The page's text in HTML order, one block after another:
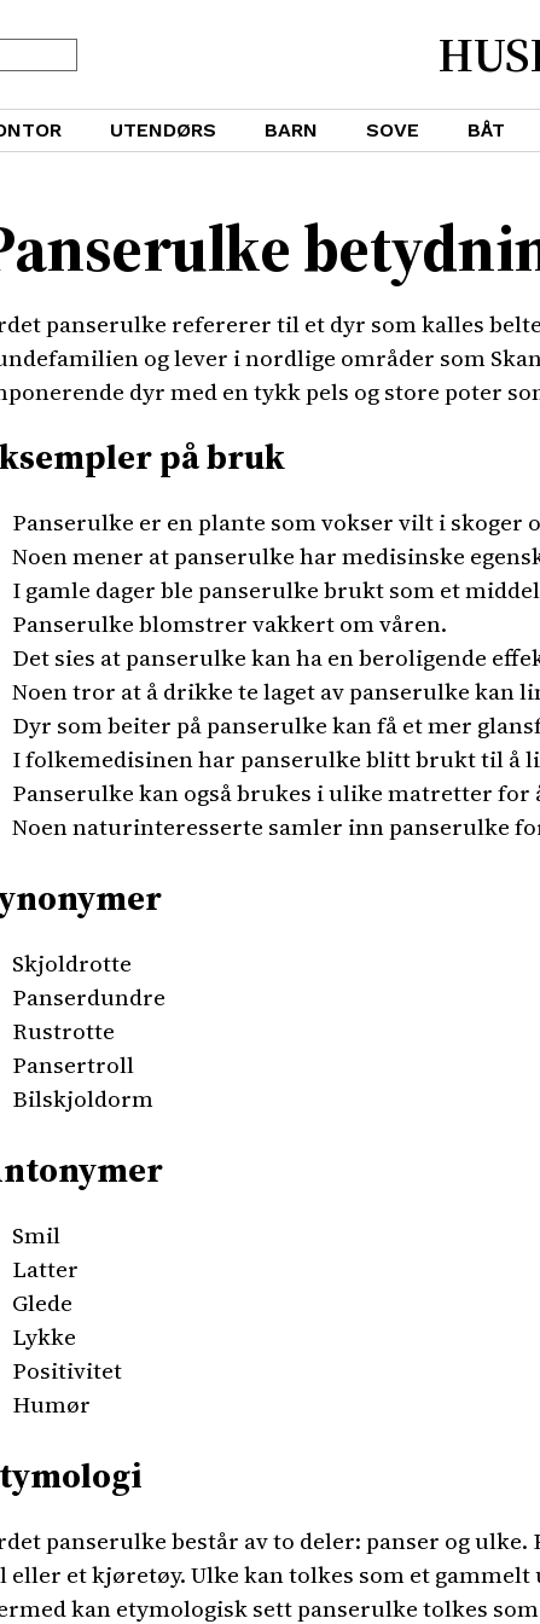
UTENDØRS BARN SOVE BÅT
panserulke refererer til et dyr som kalles
og lever i nordlige områder som
dyr med en tykk pels og store poter
på bruk
Panserulke er en plante som vokser vilt i skoger
Noen mener at panserulke har medisinske
I gamle dager ble panserulke brukt som et
Panserulke blomstrer vakkert om våren.
Det sies at panserulke kan ha en beroligende
Noen tror at å drikke te laget av panserulke kan
Dyr som beiter på panserulke kan få et mer
I folkemedisinen har panserulke blitt brukt til å
Panserulke kan også brukes i ulike matretter
Noen naturinteresserte samler inn panserulke
Skjoldrotte
Panserdundre
Rustrotte
Pansertroll
Bilskjoldorm
Smil
Latter
Glede
Lykke
Positivitet
Humør
panserulke består av to deler: panser og
eller et kjøretøy. Ulke kan tolkes som et
kan etymologisk sett panserulke tolkes